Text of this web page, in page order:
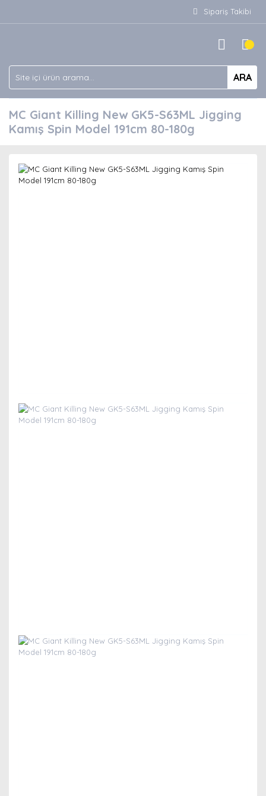
Sipariş Takibi
ARA
MC Giant Killing New GK5-S63ML Jigging
Kamış Spin Model 191cm 80-180g